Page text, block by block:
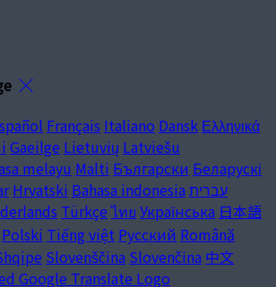
Français Italiano Dansk Ελληνικά
Gaeilge Lietuvių Latviešu
melayu Malti Български Беларускі
Hrvatski Bahasa indonesia עברית
Türkçe ไทย Українська 日本語
Polski Tiếng việt Русский Română
Slovenščina Slovenčina 中文